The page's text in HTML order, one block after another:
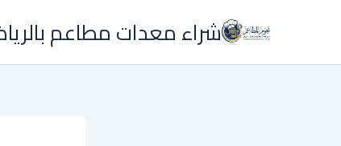
شراء معدات مطاعم